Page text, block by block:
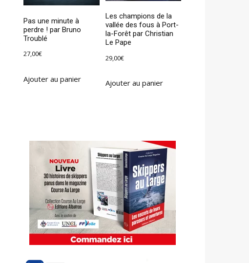
Pas une minute à
perdre ! par Bruno
Troublé
27,00€
Ajouter au panier
Les champions de la
vallée des fous à Port-
la-Forêt par Christian
Le Pape
29,00€
Ajouter au panier